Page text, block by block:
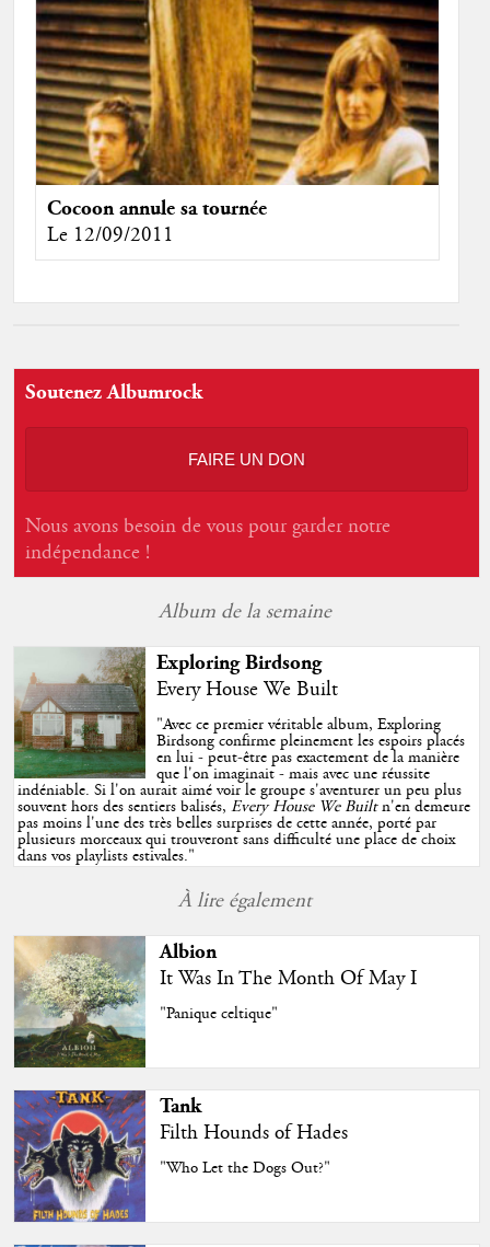
Cocoon annule sa tournée
Le 12/09/2011
Soutenez Albumrock
FAIRE UN DON
Nous avons besoin de vous pour garder notre
indépendance !
Album de la semaine
Exploring Birdsong
Every House We Built
"Avec ce premier véritable album, Exploring
Birdsong confirme pleinement les espoirs placés
en lui - peut-être pas exactement de la manière
que l'on imaginait - mais avec une réussite
indéniable. Si l'on aurait aimé voir le groupe s'aventurer un peu plus
souvent hors des sentiers balisés,Every House We Builtn'en demeure
pas moins l'une des très belles surprises de cette année, porté par
plusieurs morceaux qui trouveront sans difficulté une place de choix
dans vos playlists estivales."
À lire également
Albion
It Was In The Month Of May I
"Panique celtique"
Tank
Filth Hounds of Hades
"Who Let the Dogs Out?"